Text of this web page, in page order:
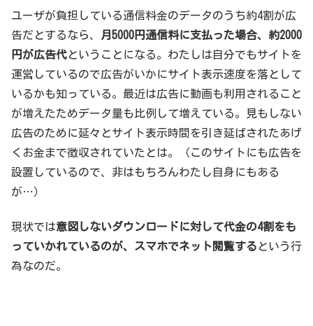
ユーザが負担している通信料金のデータのうち約4割が広
告だとするなら、
月5000円通信料に支払った場合、約2000
円が広告代ということになる。わたしは自分でもサイトを
運営しているので広告がいかにサイト表示速度を落として
いるかも知っている。最近は広告に動画も利用されること
が増えたためデータ量も比例して増えている。見もしない
広告のために延々とサイト表示時間を引き延ばされたあげ
くお金まで徴収されていたとは。（このサイトにも広告を
設置しているので、非はもちろんわたし自身にもある
が…）
現状では意図しないダウンロードに対して代金の4割をも
っていかれているのが、スマホでネット閲覧する という行
為なのだ。